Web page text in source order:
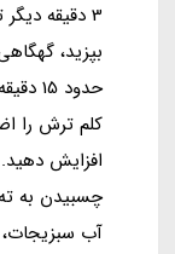
3 دقیقه
بپزید،
حدود 15 دقیقه کافیست.
کلم ترش را
افزایش
چسبیدن به ته
آب سبزیجات،